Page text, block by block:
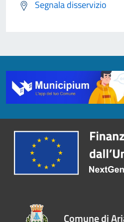
Segnala disservizio
Comune di